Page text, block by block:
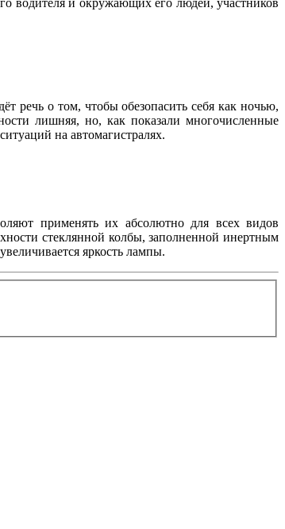
водителя и окружающих его людей, участников
о том, чтобы обезопасить себя как ночью,
лишняя, но, как показали многочисленные
на автомагистралях.
применять их абсолютно для всех видов
стеклянной колбы, заполненной инертным
яркость лампы.